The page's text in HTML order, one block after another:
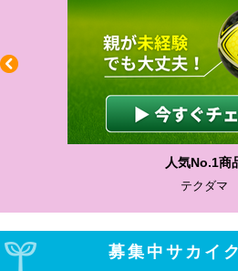
わかりやすい質問に沿
サカイクサッカー
募集中サカイ